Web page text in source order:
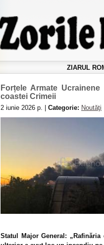
ZIARUL
Forțele Armate
coastei Crimeii
2 iunie 2026 р. | Categorie: Noutăţi
Statul Major General: